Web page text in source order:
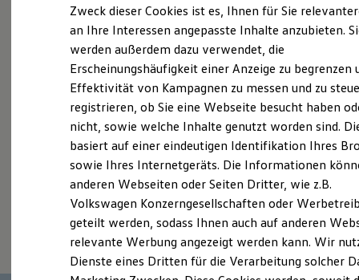
Laden
Laden unterwegs
Laden Zuhause
Ladezeitensimulator
Batterie
Sicherheit
Garantie und Lebensdauer
Nachhaltigkeit
Technologie
Kosten und Kauf
Verbrauchskosten
Kaufoptionen
E-Auto-Förderung
Software und Konnektivität
Die ID. Software 6
ID. Software Versionen und Updates
Digitale Extras
Schnittstellen zu Ihrem ID.
Fahrzeugangebot anfordern
Servicetermin buchen
Serviceanfrage stellen
Zweck dieser Cookies ist es, Ihnen für Sie
an Ihre Interessen angepasste Inhalte anzubieten.
werden außerdem dazu verwendet, die
Erscheinungshäufigkeit einer Anzeige zu begrenzen
Effektivität von Kampagnen zu messen und zu
registrieren, ob Sie eine Webseite besucht haben
nicht, sowie welche Inhalte genutzt worden sind.
basiert auf einer eindeutigen Identifikation Ihres
sowie Ihres Internetgeräts. Die Informationen
anderen Webseiten oder Seiten Dritter, wie z.B.
Volkswagen Konzerngesellschaften oder
geteilt werden, sodass Ihnen auch auf anderen
relevante Werbung angezeigt werden kann. Wir
Dienste eines Dritten für die Verarbeitung solcher